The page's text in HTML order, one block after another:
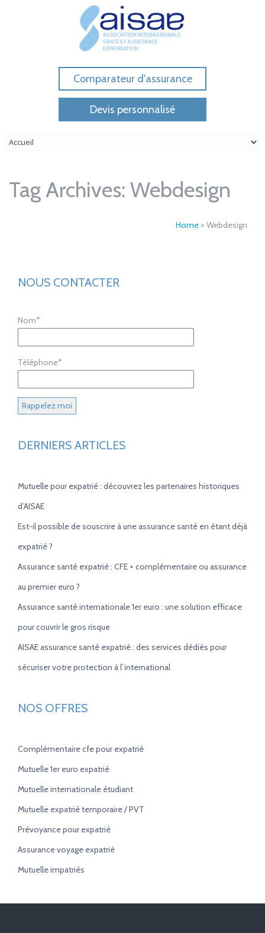
Comparateur d'assurance
Devis personnalisé
Tag Archives: Webdesign
Home > Webdesign
NOUS CONTACTER
Nom*
Téléphone*
DERNIERS ARTICLES
Mutuelle pour expatrié : découvrez les partenaires historiques
d’AISAE
Est-il possible de souscrire à une assurance santé en étant déjà
expatrié ?
Assurance santé expatrié : CFE + complémentaire ou assurance
au premier euro ?
Assurance santé internationale 1er euro : une solution efficace
pour couvrir le gros risque
AISAE assurance santé expatrié : des services dédiés pour
sécuriser votre protection à l’international
NOS OFFRES
Complémentaire cfe pour expatrié
Mutuelle 1er euro expatrié
Mutuelle internationale étudiant
Mutuelle expatrié temporaire / PVT
Prévoyance pour expatrié
Assurance voyage expatrié
Mutuelle impatriés